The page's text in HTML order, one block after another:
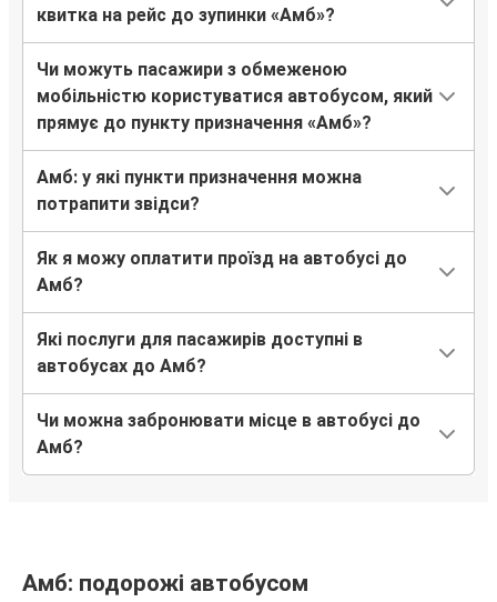
квитка на рейс до зупинки «Амб»?
Чи можуть пасажири з обмеженою
мобільністю користуватися автобусом, який
прямує до пункту призначення «Амб»?
Амб: у які пункти призначення можна
потрапити звідси?
Як я можу оплатити проїзд на автобусі до
Амб?
Які послуги для пасажирів доступні в
автобусах до Амб?
Чи можна забронювати місце в автобусі до
Амб?
Амб: подорожі автобусом